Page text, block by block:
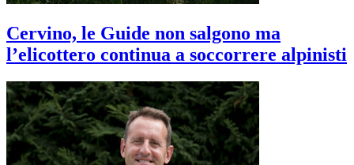
Cervino, le Guide non salgono ma
l’elicottero continua a soccorrere alpinisti